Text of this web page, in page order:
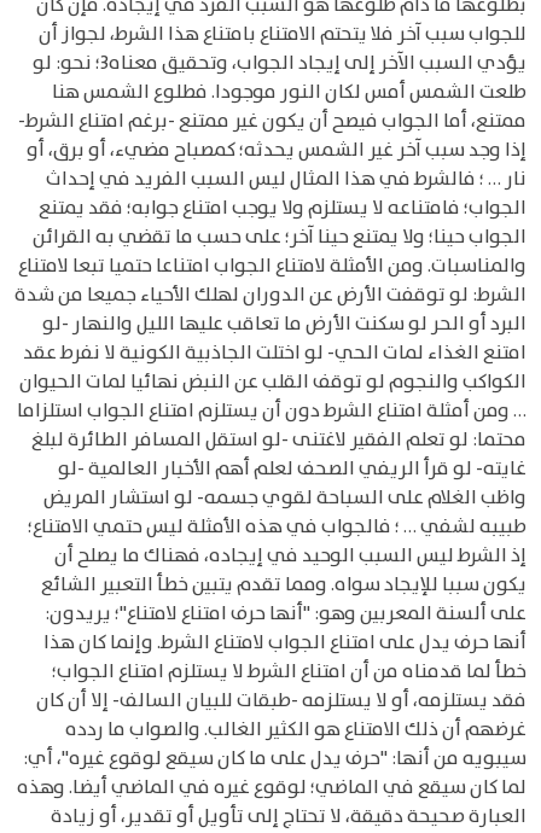
للجواب سبب آخر فلا يتحتم الامتناع بامتناع هذا الشرط، لجواز أن
يؤدي السبب الآخر إلى إيجاد الجواب، وتحقيق معناه3؛ نحو: لو
طلعت الشمس أمس لكان النور موجودا. فطلوع الشمس هنا
ممتنع، أما الجواب فيصح أن يكون غير ممتنع -برغم امتناع الشرط-
إذا وجد سبب آخر غير الشمس يحدثه؛ كمصباح مضيء، أو برق، أو
نار … ؛ فالشرط في هذا المثال ليس السبب الفريد في إحداث
الجواب؛ فامتناعه لا يستلزم ولا يوجب امتناع جوابه؛ فقد يمتنع
الجواب حينا؛ ولا يمتنع حينا آخر؛ على حسب ما تقضي به القرائن
والمناسبات. ومن الأمثلة لامتناع الجواب امتناعا حتميا تبعا لامتناع
الشرط: لو توقفت الأرض عن الدوران لهلك الأحياء جميعا من شدة
البرد أو الحر لو سكنت الأرض ما تعاقب عليها الليل والنهار -لو
امتنع الغذاء لمات الحي- لو اختلت الجاذبية الكونية لا نفرط عقد
الكواكب والنجوم لو توقف القلب عن النبض نهائيا لمات الحيوان
… ومن أمثلة امتناع الشرط دون أن يستلزم امتناع الجواب استلزاما
محتما: لو تعلم الفقير لاغتنى -لو استقل المسافر الطائرة لبلغ
غايته- لو قرأ الريفي الصحف لعلم أهم الأخبار العالمية -لو
واظب الغلام على السباحة لقوي جسمه- لو استشار المريض
طبيبه لشفي … ؛ فالجواب في هذه الأمثلة ليس حتمي الامتناع؛
إذ الشرط ليس السبب الوحيد في إيجاده، فهناك ما يصلح أن
يكون سببا للإيجاد سواه. ومما تقدم يتبين خطأ التعبير الشائع
على ألسنة المعربين وهو: "أنها حرف امتناع لامتناع"؛ يريدون:
أنها حرف يدل على امتناع الجواب لامتناع الشرط. وإنما كان هذا
خطأ لما قدمناه من أن امتناع الشرط لا يستلزم امتناع الجواب؛
فقد يستلزمه، أو لا يستلزمه -طبقات للبيان السالف- إلا أن كان
غرضهم أن ذلك الامتناع هو الكثير الغالب. والصواب ما ردده
سيبويه من أنها: "حرف يدل على ما كان سيقع لوقوع غيره"، أي:
لما كان سيقع في الماضي؛ لوقوع غيره في الماضي أيضا. وهذه
العبارة صحيحة دقيقة، لا تحتاج إلى تأويل أو تقدير، أو زيادة